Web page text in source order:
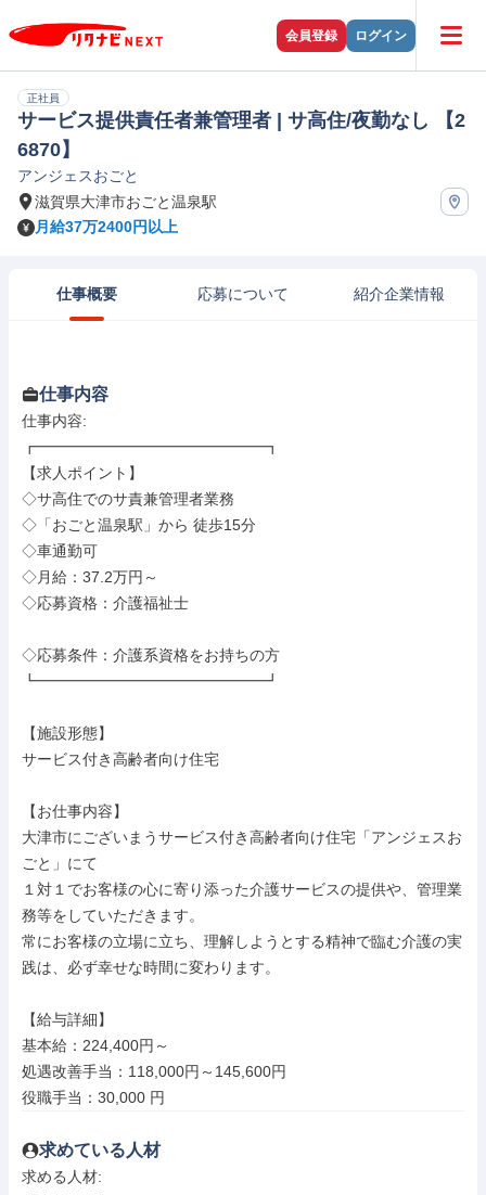
会員登録 ログイン
正社員
サービス提供責任者兼管理者 | サ高住/夜勤なし 【2
6870】
アンジェスおごと
滋賀県大津市おごと温泉駅
月給37万2400円以上
仕事概要 応募について 紹介企業情報
仕事内容
仕事内容:
┏━━━━━━━━━━━━━━━┓
【求人ポイント】
◇サ高住でのサ責兼管理者業務
◇「おごと温泉駅」から 徒歩15分
◇車通勤可
◇月給：37.2万円～
◇応募資格：介護福祉士
◇応募条件：介護系資格をお持ちの方
┗━━━━━━━━━━━━━━━┛
【施設形態】
サービス付き高齢者向け住宅
【お仕事内容】
大津市にございまうサービス付き高齢者向け住宅「アンジェスお
ごと」にて
１対１でお客様の心に寄り添った介護サービスの提供や、管理業
務等をしていただきます。
常にお客様の立場に立ち、理解しようとする精神で臨む介護の実
践は、必ず幸せな時間に変わります。
【給与詳細】
基本給：224,400円～
処遇改善手当：118,000円～145,600円
役職手当：30,000 円
求めている人材
求める人材: